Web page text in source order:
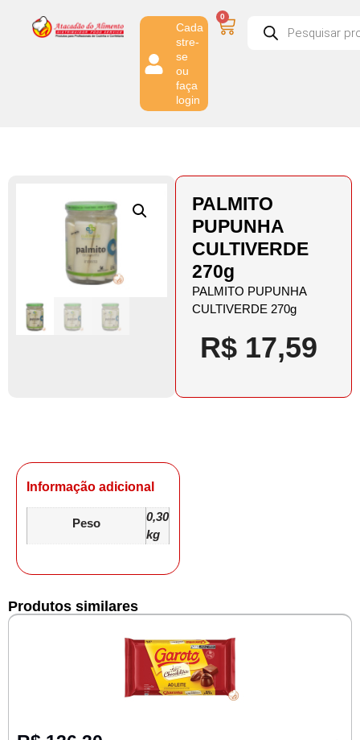
Cada
stre-
se
ou
faça
login
0
PALMITO
PUPUNHA
CULTIVERDE
270g
PALMITO PUPUNHA
CULTIVERDE 270g
R$ 17,59
Informação adicional
Peso
0,30
kg
Produtos similares